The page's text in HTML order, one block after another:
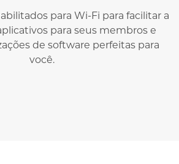
para Wi-Fi para facilitar a
para seus membros e
de software perfeitas para
você.